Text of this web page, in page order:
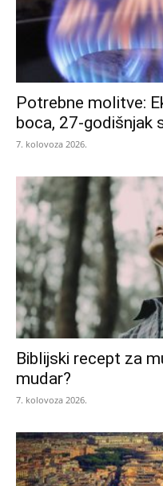
Potrebne molitve:
boca, 27-godišnjak
7. kolovoza 2026.
Biblijski recept za
mudar?
7. kolovoza 2026.